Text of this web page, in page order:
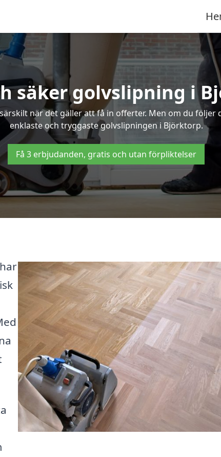
säker golvslipning i
när det gäller att få in offerter. Men om du
enklaste och tryggaste golvslipningen i Björktorp.
Få 3 erbjudanden, gratis och utan förpliktelser